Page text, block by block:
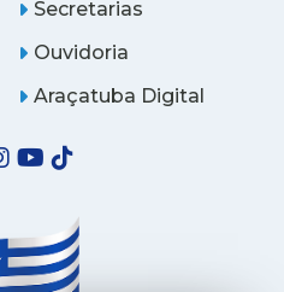
Secretarias
Ouvidoria
Araçatuba Digital